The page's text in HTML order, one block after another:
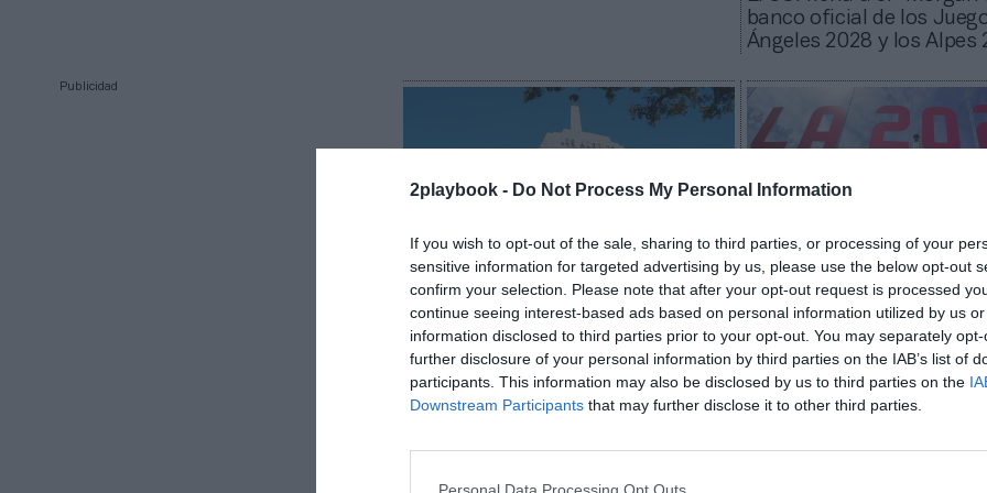
2playbook - Do Not Process My Personal Information
If you wish to opt-out of the sale, sharing to third parties, or processing of your
sensitive information for targeted advertising by us, please use the below opt-out
confirm your selection. Please note that after your opt-out request is processed
continue seeing interest-based ads based on personal information utilized by us
information disclosed to third parties prior to your opt-out. You may separately
further disclosure of your personal information by third parties on the IAB’s list of
participants. This information may also be disclosed by us to third parties on the
Downstream Participants that may further disclose it to other third parties.
banco oficial de los
Ángeles 2028 y los Alpes
Publicidad
2Playbook
Los Ángeles 2028 vende más de 4
millones de entradas con precios
por debajo de 100 dólares
Pol Martí
Los Ángeles 2028 firma a
anillos inteligentes de
nuevo patrocinador